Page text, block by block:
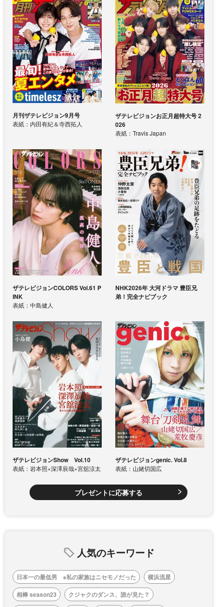
月刊ザテレビジョン9月号
表紙：内田有紀＆寺西拓人
ザテレビジョンお正月超特大号 2
026
表紙：Travis Japan
ザテレビジョンCOLORS Vol.61 P
INK
表紙：中島健人
NHK2026年 大河ドラマ 豊臣兄
弟！完全ナビブック
ザテレビジョンShow Vol.10
表紙：岩本照×深澤辰哉×宮舘涼太
ザテレビジョンgenic. Vol.8
表紙：山姥切国広
プレゼントに応募する
人気のキーワード
日本一の最低男 ※私の家族はニセモノだった
横浜流星
相棒 season23
クジャクのダンス、誰が見た？